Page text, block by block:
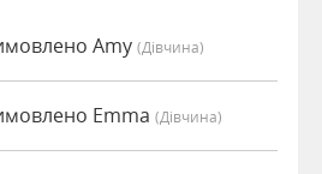
Amy (дівчина)
Emma (дівчина)